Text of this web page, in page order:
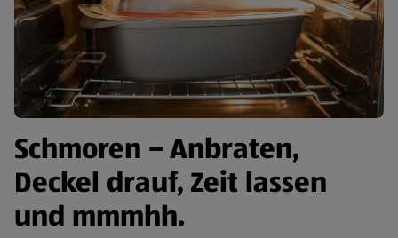
Schmoren – Anbraten,
Deckel drauf, Zeit lassen
und mmmhh.